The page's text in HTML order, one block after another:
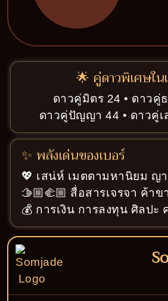
🌟 คู่ดาวพิเศษใน
ดาวคู่มิตร 24 • ดาวคู่
ดาวคู่ปัญญา 44 • ดาวคู่เ
✨ พลังเด่นของเบอร์
💖 เสน่ห์ เมตตามหานิยม ญ
🫱🏼‍🫲🏼 สื่อสารเจรจา ค้า
💰 การเงิน การลงทุน ศิลปะ